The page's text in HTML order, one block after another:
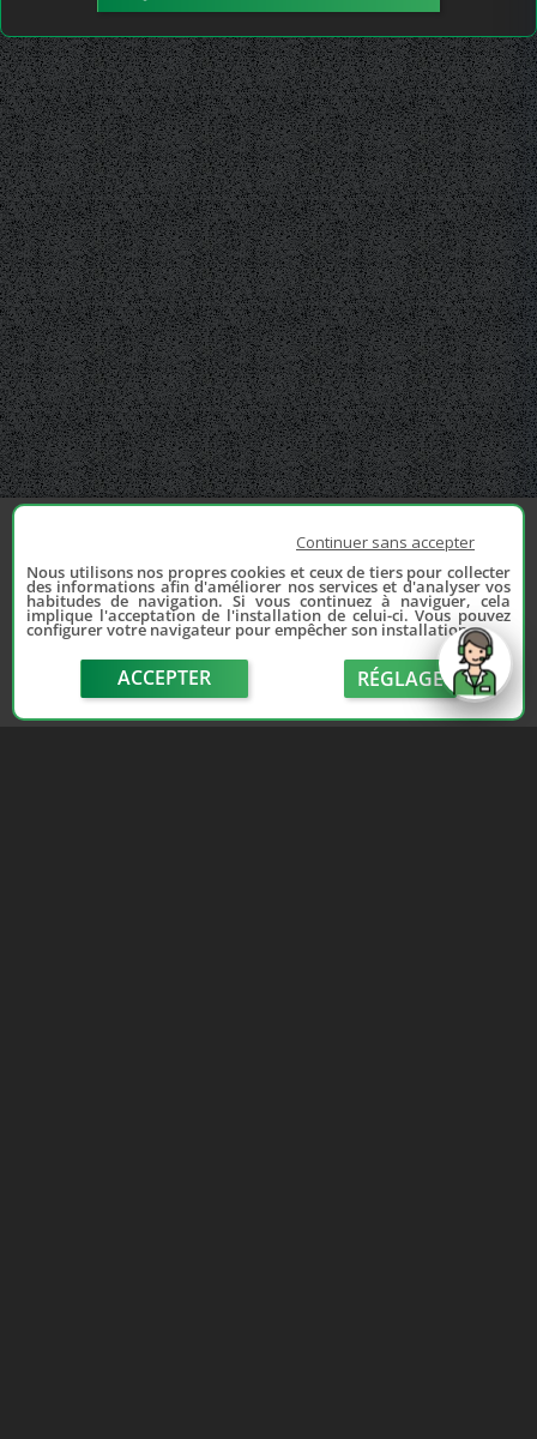
Continuer sans accepter
Nous utilisons nos propres cookies et ceux de tiers pour collecter
des informations afin d'améliorer nos services et d'analyser vos
habitudes de navigation. Si vous continuez à naviguer, cela
implique l'acceptation de l'installation de celui-ci. Vous pouvez
configurer votre navigateur pour empêcher son installation.
ACCEPTER RÉGLAGE